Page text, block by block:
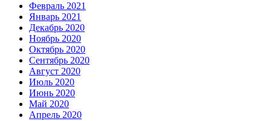
Февраль 2021
Январь 2021
Декабрь 2020
Ноябрь 2020
Октябрь 2020
Сентябрь 2020
Август 2020
Июль 2020
Июнь 2020
Май 2020
Апрель 2020